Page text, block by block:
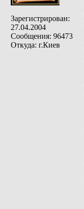
Зарегистрирован:
27.04.2004
Сообщения: 96473
Откуда: г.Киев